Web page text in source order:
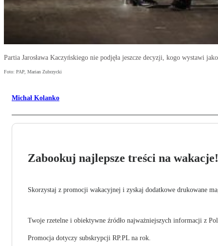
Partia Jarosława Kaczyńskiego nie podjęła jeszcze decyzji, kogo wystawi
Foto: PAP, Marian Zubrzycki
Michał Kolanko
Zabookuj najlepsze treści na wakacje!
Skorzystaj z promocji wakacyjnej i zyskaj dodatkowe drukowane
Twoje rzetelne i obiektywne źródło najważniejszych informacji z
Promocja dotyczy subskrypcji RP.PL na rok.